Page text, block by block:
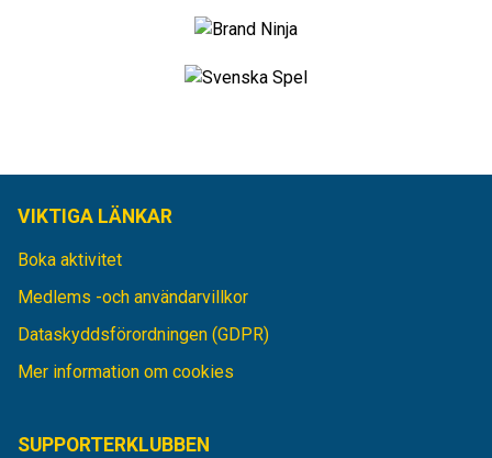
VIKTIGA LÄNKAR
Boka aktivitet
Medlems -och användarvillkor
Dataskyddsförordningen (GDPR)
Mer information om cookies
SUPPORTERKLUBBEN